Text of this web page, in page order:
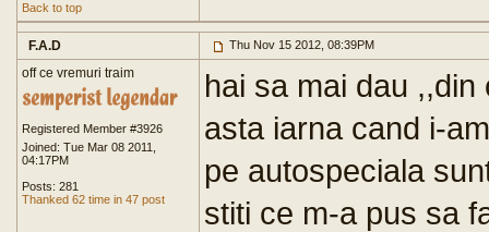
Back to top
F.A.D Thu Nov 15 2012, 08:39PM
off ce vremuri traim
Registered Member #3926
Joined: Tue Mar 08 2011,
04:17PM
Posts: 281
Thanked 62 time in 47 post
hai sa mai dau ,,din
asta iarna cand i-
pe autospeciala
stiti ce m-a pus sa